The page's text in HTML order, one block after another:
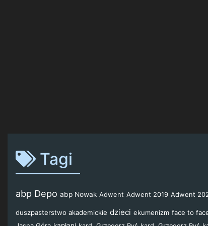
Tagi
abp Depo abp Nowak Adwent Adwent 2019 Adwent
duszpasterstwo akademickie dzieci ekumenizm face to